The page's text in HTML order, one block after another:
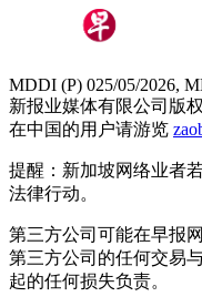
MDDI (P) 025/05/2026,
新报业媒体有限公司版
在中国的用户请游览
提醒：新加坡网络业者
法律行动。
第三方公司可能在早报
第三方公司的任何交易
起的任何损失负责。